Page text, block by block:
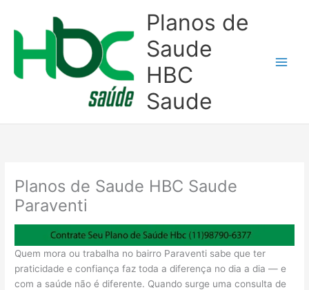
conteúdo
Planos de
Saude
HBC
Saude
Planos de Saude HBC Saude
Paraventi
Quem mora ou trabalha no bairro Paraventi sabe que ter
praticidade e confiança faz toda a diferença no dia a dia — e
com a saúde não é diferente. Quando surge uma consulta de